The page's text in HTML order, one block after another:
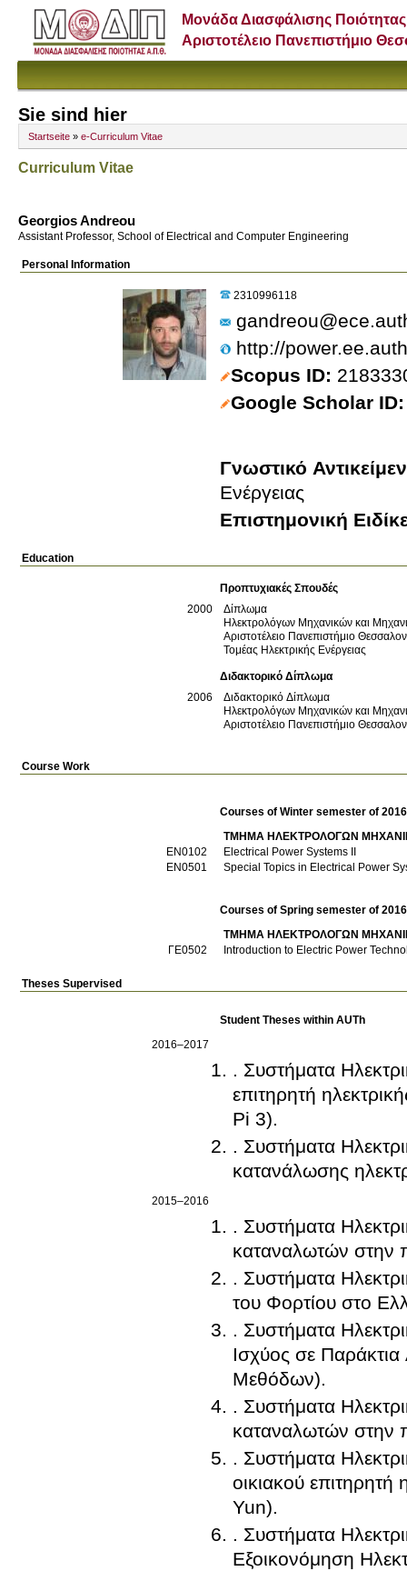
Μονάδα Διασφάλισης Ποιότητας
Αριστοτέλειο Πανεπιστήμιο
Sie sind hier
Startseite » e-Curriculum Vitae
Curriculum Vitae
Georgios Andreou
Assistant Professor, School of Electrical and Computer Engineering
Personal Information
2310996118
http://
Scopus ID
Google Scholar ID
Γνωστικό
Ενέργειας
Επιστημονική
Education
Προπτυχιακές Σπουδές
2000
Δίπλωμα
Ηλεκτρολόγων Μηχανικών και
Αριστοτέλειο Πανεπιστήμιο
Τομέας Ηλεκτρικής Ενέργειας
Διδακτορικό Δίπλωμα
2006
Διδακτορικό Δίπλωμα
Ηλεκτρολόγων Μηχανικών και
Αριστοτέλειο Πανεπιστήμιο
Course Work
Courses of Winter semester of
ΤΜΗΜΑ ΗΛΕΚΤΡΟΛΟΓΩΝ
ΕΝ0102
Electrical Power Systems II
ΕΝ0501
Special Topics in Electrical Power
Courses of Spring semester of
ΤΜΗΜΑ ΗΛΕΚΤΡΟΛΟΓΩΝ
ΓΕ0502
Introduction to Electric Power
Theses Supervised
Student Theses within AUTh
2016–2017
. Συστήματα
επιτηρητή
Pi 3).
. Συστήματα
κατανάλωσης
2015–2016
. Συστήματα
καταναλωτών στην
. Συστήματα
του Φορτίου στο
. Συστήματα
Ισχύος σε
Μεθόδων).
. Συστήματα
καταναλωτών στην
. Συστήματα
οικιακού
Yun).
. Συστήματα
Εξοικονόμηση